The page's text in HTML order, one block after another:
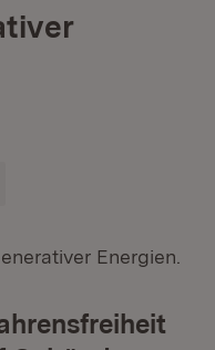
Energien.